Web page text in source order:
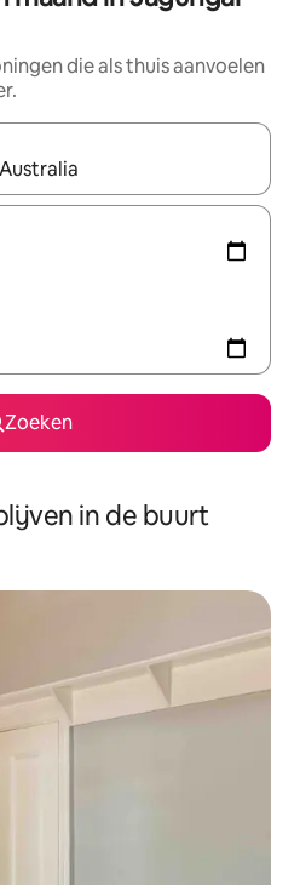
die als thuis aanvoelen
zijn, maak je een keuze
Zoeken
in de buurt